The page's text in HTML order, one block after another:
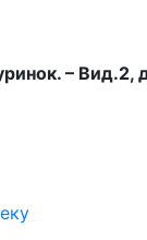
– Вид.2,